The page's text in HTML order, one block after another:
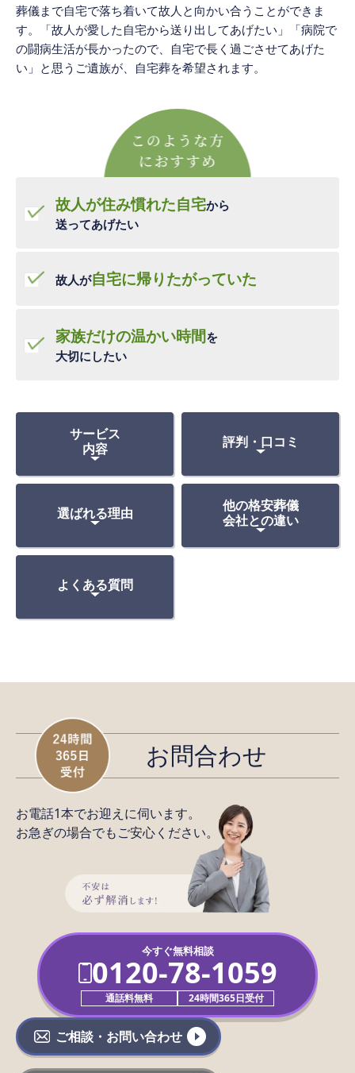
葬儀まで自宅で落ち着いて故人と向かい合うことができま
す。「故人が愛した自宅から送り出してあげたい」「病院で
の闘病生活が長かったので、自宅で長く過ごさせてあげた
い」と思うご遺族が、自宅葬を希望されます。
の
う
方
す
め
故人が住み慣れた自宅から
送ってあげたい
故人が自宅に帰りたがっていた
家族だけの温かい時間を
大切にしたい
サービス
内容
評判・口コミ
選ばれる理由
他の格安葬儀
会社との違い
よくある質問
お問合わせ
お電話1本でお迎えに伺います。
お急ぎの場合でもご安心ください。
今すぐ無料相談
0120-78-1059
通話料無料 24時間365日受付
ご相談・お問い合わせ